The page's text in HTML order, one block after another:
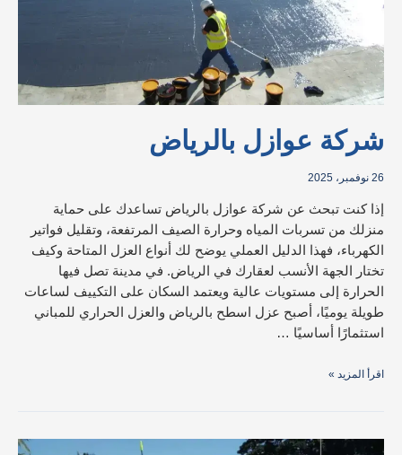
شركة عوازل بالرياض
26 نوفمبر، 2025
إذا كنت تبحث عن شركة عوازل بالرياض تساعدك على حماية
منزلك من تسربات المياه وحرارة الصيف المرتفعة، وتقليل فواتير
الكهرباء، فهذا الدليل العملي يوضح لك أنواع العزل المتاحة وكيف
تختار الجهة الأنسب لعقارك في الرياض.​ في مدينة تصل فيها
الحرارة إلى مستويات عالية ويعتمد السكان على التكييف لساعات
طويلة يوميًا، أصبح عزل اسطح بالرياض والعزل الحراري للمباني
استثمارًا أساسيًا …
اقرأ المزيد »
شركة